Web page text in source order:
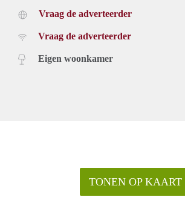
Vraag de adverteerder
Vraag de adverteerder
Eigen woonkamer
TONEN OP KAART